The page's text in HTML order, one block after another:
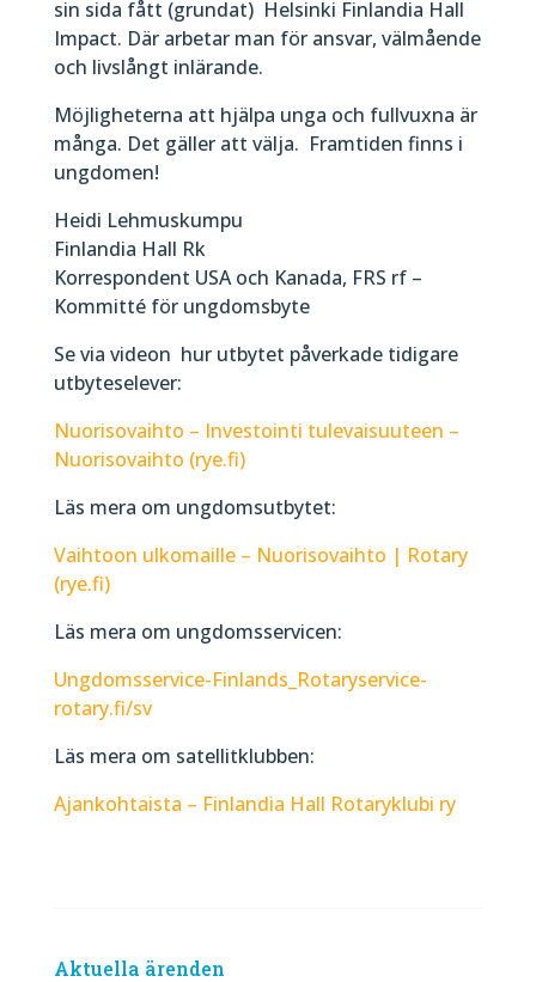
sin sida fått (grundat) Helsinki Finlandia Hall
Impact. Där arbetar man för ansvar, välmående
och livslångt inlärande.
Möjligheterna att hjälpa unga och fullvuxna är
många. Det gäller att välja. Framtiden finns i
ungdomen!
Heidi Lehmuskumpu
Finlandia Hall Rk
Korrespondent USA och Kanada, FRS rf –
Kommitté för ungdomsbyte
Se via videon hur utbytet påverkade tidigare
utbyteselever:
Nuorisovaihto – Investointi tulevaisuuteen –
Nuorisovaihto (rye.fi)
Läs mera om ungdomsutbytet:
Vaihtoon ulkomaille – Nuorisovaihto | Rotary
(rye.fi)
Läs mera om ungdomsservicen:
Ungdomsservice-Finlands_Rotaryservice-
rotary.fi/sv
Läs mera om satellitklubben:
Ajankohtaista – Finlandia Hall Rotaryklubi ry
Aktuella ärenden